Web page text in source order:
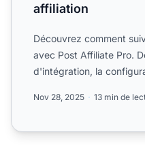
affiliation
Découvrez comment
avec Post Affiliate Pro.
d'intégration, la
Nov 28, 2025 13 min de